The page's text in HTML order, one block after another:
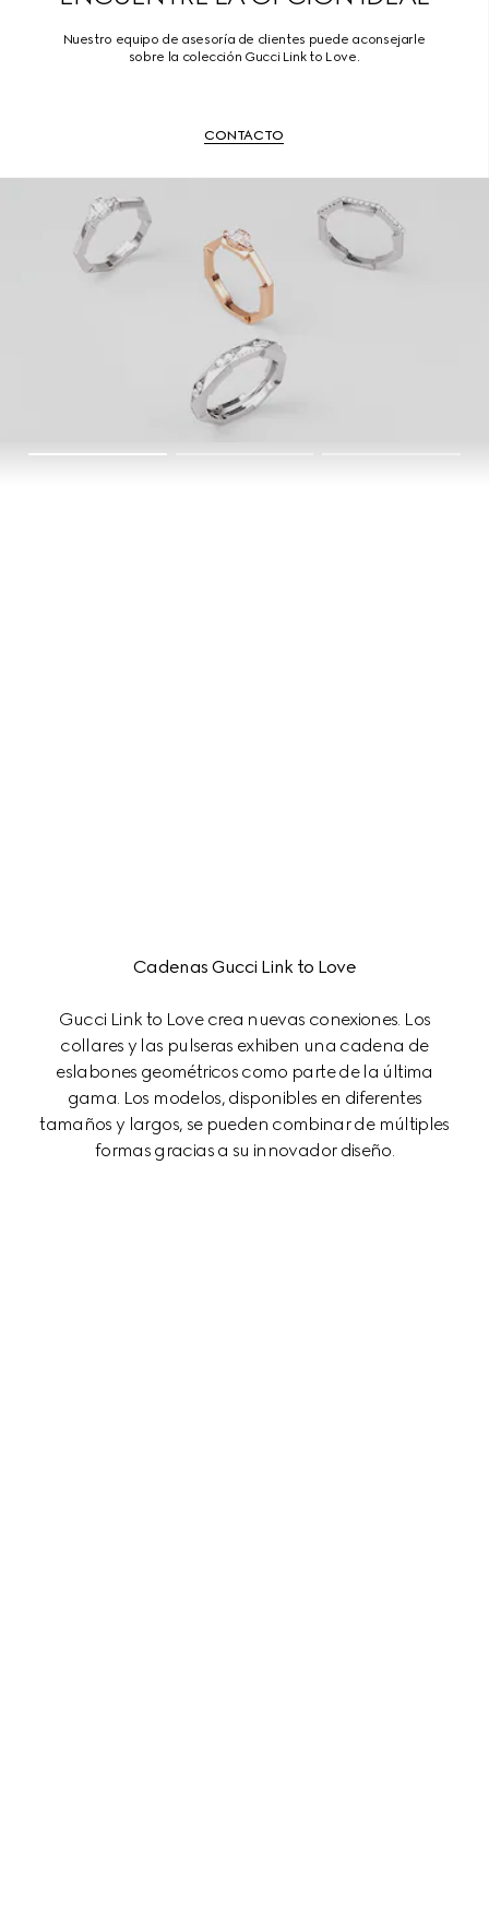
Nuestro equipo de asesoría de clientes puede aconsejarle
sobre la colección Gucci Link to Love.
CONTACTO
Cadenas Gucci Link to Love
Gucci Link to Love crea nuevas conexiones. Los
collares y las pulseras exhiben una cadena de
eslabones geométricos como parte de la última
gama. Los modelos, disponibles en diferentes
tamaños y largos, se pueden combinar de múltiples
formas gracias a su innovador diseño.